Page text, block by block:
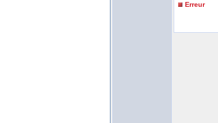
Erreur